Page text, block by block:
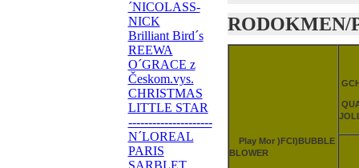
´NICOLASS-
NICK
Brilliant Bird´s
REEWA
O´GRACE z
Českom.vys.
CHRISTMAS
LITTLE STAR
---------------------
N´LOREAL
PARIS
RODOKMEN/
Play Mor )FCI)BUBBLE
BLOWER